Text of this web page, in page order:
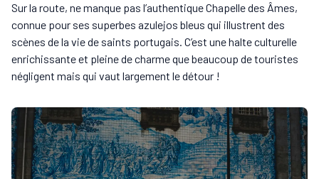
Sur la route, ne manque pas l’authentique Chapelle des Âmes,
connue pour ses superbes azulejos bleus qui illustrent des
scènes de la vie de saints portugais. C’est une halte culturelle
enrichissante et pleine de charme que beaucoup de touristes
négligent mais qui vaut largement le détour !